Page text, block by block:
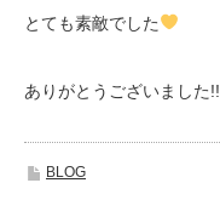
とても素敵でした
ありがとうございました!!
BLOG